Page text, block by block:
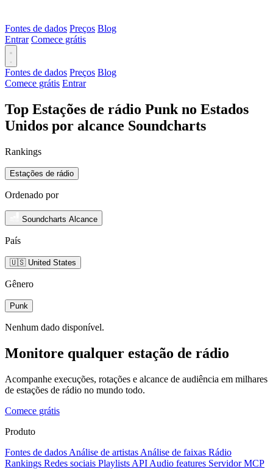
Fontes de dados Preços Blog
Entrar Comece grátis
Fontes de dados Preços Blog
Comece grátis Entrar
Top Estações de rádio Punk no Estados
Unidos por alcance Soundcharts
Rankings
Estações de rádio
Ordenado por
Soundcharts Alcance
País
🇺🇸 United States
Gênero
Punk
Nenhum dado disponível.
Monitore qualquer estação de rádio
Acompanhe execuções, rotações e alcance de audiência em milhares
de estações de rádio no mundo todo.
Comece grátis
Produto
Fontes de dados Análise de artistas Análise de faixas Rádio
Rankings Redes sociais Playlists API Audio features Servidor MCP